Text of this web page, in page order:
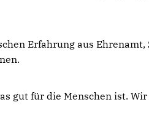
Erfahrung aus
gut für die Menschen ist.